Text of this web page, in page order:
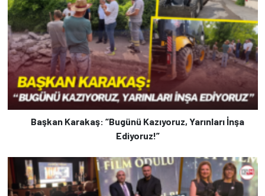
Başkan Karakaş: “Bugünü Kazıyoruz, Yarınları İnşa
Ediyoruz!”